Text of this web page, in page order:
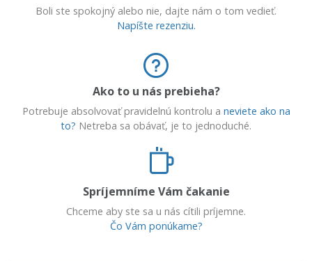
Boli ste spokojný alebo nie, dajte nám o tom vedieť.
Napíšte rezenziu.
Ako to u nás prebieha?
Potrebuje absolvovať pravidelnú kontrolu a neviete ako na
to? Netreba sa obávať, je to jednoduché.
Spríjemníme Vám čakanie
Chceme aby ste sa u nás cítili príjemne.
Čo Vám ponúkame?